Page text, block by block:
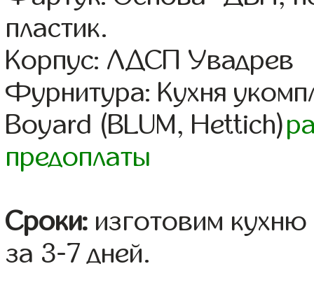
пластик.
Корпус: ЛДСП Увадрев
Фурнитура: Кухня
Boyard (BLUM, Hettich)
предоплаты
Сроки: изготовим
за 3-7 дней.